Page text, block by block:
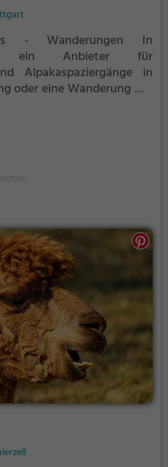
- Wanderungen In
ein Anbieter für
Alpakaspaziergänge in
oder eine Wanderung mit
einen Ausflug mit der
Tiere strahlen eine